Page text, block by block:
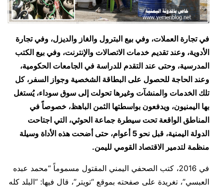
في تجارة العملات، وفي بيع البترول والغاز والديزل، وفي تجارة
الأدوية، وعند تقديم خدمات الاتصالات والإنترنت، وفي بيع الكتب
المدرسية، وحتى عند التقدم للدراسة في الجامعات الحكومية،
وعند الحاجة للحصول على البطاقة الشخصية وجواز السفر، كل
تلك الخدمات والمنشآت وغيرها تحولت إلى سوق سوداء، يُستغل
بها اليمنيون، ويدفعون بواسطتها الثمن الباهظ، خصوصاً في
المناطق الواقعة تحت سيطرة جماعة الحوثي، التي اجتاحت
الدولة اليمنية، قبل نحو 5 أعوام، حتى أضحت هذه الأداة وسيلة
منظمة لتدمير الاقتصاد القومي لليمن.
في 2016، كتب الصحفي اليمني المقتول مسموماً “محمد عبده
العبسي”، تغريدة على صفحته بموقع “تويتر”، قال فيها: “البلد كله